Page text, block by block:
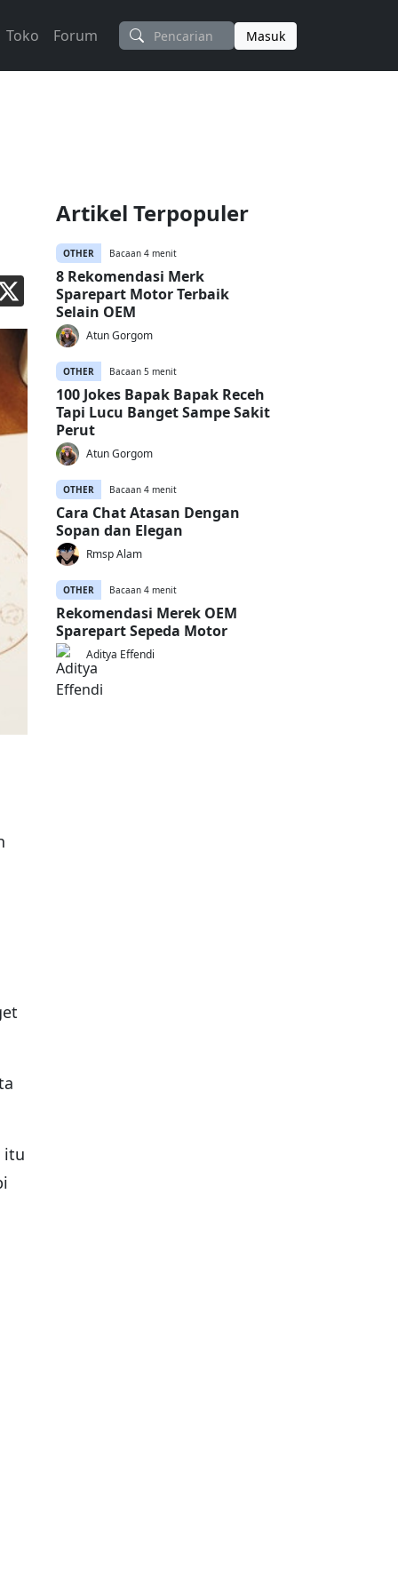
Toko Forum Masuk
itu
Artikel Terpopuler
OTHER Bacaan 4 menit
8 Rekomendasi Merk
Sparepart Motor Terbaik
Selain OEM
Atun Gorgom
OTHER Bacaan 5 menit
100 Jokes Bapak Bapak Receh
Tapi Lucu Banget Sampe Sakit
Perut
Atun Gorgom
OTHER Bacaan 4 menit
Cara Chat Atasan Dengan
Sopan dan Elegan
Rmsp Alam
OTHER Bacaan 4 menit
Rekomendasi Merek OEM
Sparepart Sepeda Motor
Aditya Effendi